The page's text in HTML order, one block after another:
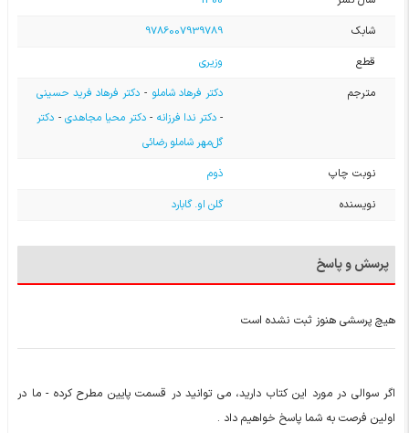
شابک
9786007939789
قطع
وزیری
مترجم
دکتر فرهاد شاملو - دکتر فرهاد فرید حسینی
-دکتر ندا فرزانه -دکتر محیا مجاهدی- دکتر
گل‌مهر شاملو رضائی
نوبت چاپ
ذوم
نویسنده
گلن او. گابارد
پرسش و پاسخ
هیچ پرسشی هنوز ثبت نشده است
اگر سوالی در مورد این کتاب دارید، می توانید در قسمت پایین مطرح کرده - ما در
اولین فرصت به شما پاسخ خواهیم داد .